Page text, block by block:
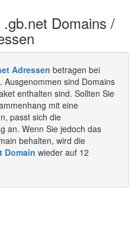
Domains /
Adressen betragen bei
sind Domains
enthalten sind. Sollten Sie
mit eine
passt sich die
an. Wenn Sie jedoch das
behalten, wird die
Domain wieder auf 12